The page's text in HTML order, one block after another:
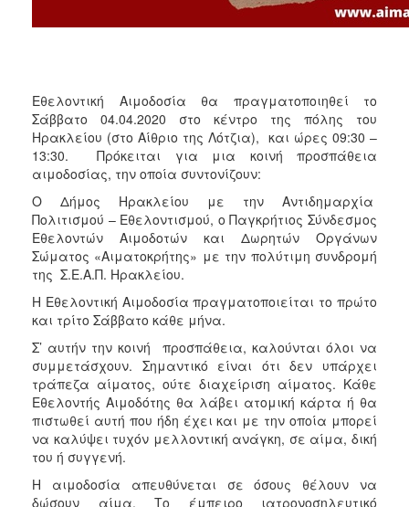
Εθελοντική Αιμοδοσία θα πραγματοποιηθεί το
Σάββατο 04.04.2020 στο κέντρο της πόλης του
Ηρακλείου (στο Αίθριο της Λότζια), και ώρες 09:30 –
13:30. Πρόκειται για μια κοινή προσπάθεια
αιμοδοσίας, την οποία συντονίζουν:
O Δήμος Ηρακλείου με την Αντιδημαρχία
Πολιτισμού – Εθελοντισμού, ο Παγκρήτιος Σύνδεσμος
Εθελοντών Αιμοδοτών και Δωρητών Οργάνων
Σώματος «Αιματοκρήτης» με την πολύτιμη συνδρομή
της Σ.Ε.Α.Π. Ηρακλείου.
Η Εθελοντική Αιμοδοσία πραγματοποιείται το πρώτο
και τρίτο Σάββατο κάθε μήνα.
Σ’ αυτήν την κοινή προσπάθεια, καλούνται όλοι να
συμμετάσχουν. Σημαντικό είναι ότι δεν υπάρχει
τράπεζα αίματος, ούτε διαχείριση αίματος. Κάθε
Εθελοντής Αιμοδότης θα λάβει ατομική κάρτα ή θα
πιστωθεί αυτή που ήδη έχει και με την οποία μπορεί
να καλύψει τυχόν μελλοντική ανάγκη, σε αίμα, δική
του ή συγγενή.
Η αιμοδοσία απευθύνεται σε όσους θέλουν να
δώσουν αίμα. Το έμπειρο ιατρονοσηλευτικό